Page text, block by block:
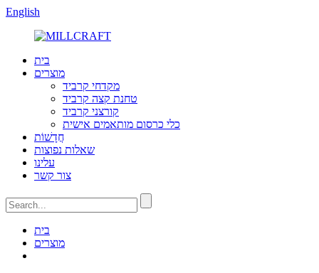
English
בית
מוצרים
מקדחי קרביד
טחנת קצה קרביד
קורצני קרביד
כלי כרסום מותאמים אישית
חֲדָשׁוֹת
שאלות נפוצות
עלינו
צור קשר
בית
מוצרים